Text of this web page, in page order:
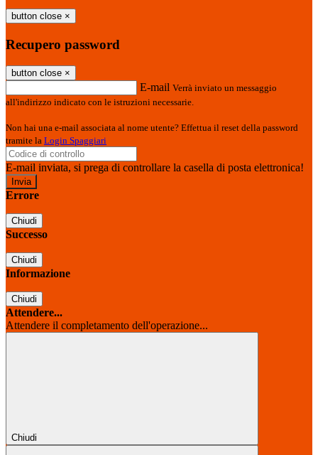
button close ×
Recupero password
button close ×
E-mail Verrà inviato un messaggio
all'indirizzo indicato con le istruzioni necessarie.
Non hai una e-mail associata al nome utente? Effettua il reset della password
tramite la Login Spaggiari
E-mail inviata, si prega di controllare la casella di posta elettronica!
Errore
Chiudi
Successo
Chiudi
Informazione
Chiudi
Attendere...
Attendere il completamento dell'operazione...
Chiudi